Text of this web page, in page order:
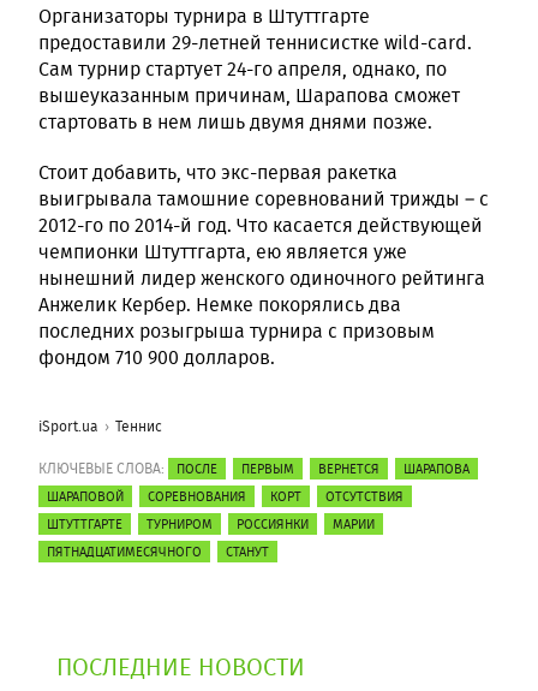
Организаторы турнира в Штуттгарте
предоставили 29-летней теннисистке wild-card.
Сам турнир стартует 24-го апреля, однако, по
вышеуказанным причинам, Шарапова сможет
стартовать в нем лишь двумя днями позже.
Стоит добавить, что экс-первая ракетка
выигрывала тамошние соревнований трижды – с
2012-го по 2014-й год. Что касается действующей
чемпионки Штуттгарта, ею является уже
нынешний лидер женского одиночного рейтинга
Анжелик Кербер. Немке покорялись два
последних розыгрыша турнира с призовым
фондом 710 900 долларов.
iSport.ua Теннис
КЛЮЧЕВЫЕ СЛОВА: ПОСЛЕ ПЕРВЫМ ВЕРНЕТСЯ
ШАРАПОВА
ШАРАПОВОЙ
СОРЕВНОВАНИЯ КОРТ
ОТСУТСТВИЯ
ШТУТТГАРТЕ
ТУРНИРОМ РОССИЯНКИ
МАРИИ
ПЯТНАДЦАТИМЕСЯЧНОГО
СТАНУТ
ПОСЛЕДНИЕ НОВОСТИ